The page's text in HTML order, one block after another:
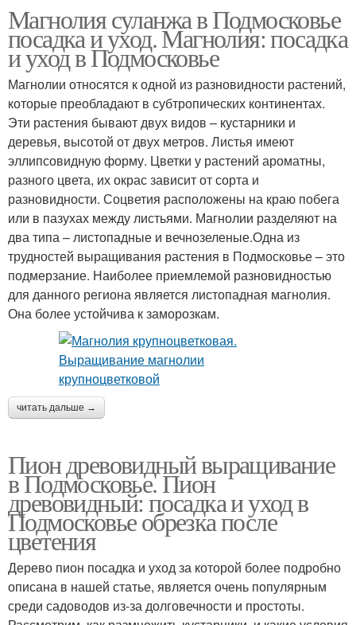
Магнолия суланжа в Подмосковье
посадка и уход. Магнолия: посадка
и уход в Подмосковье
Магнолии относятся к одной из разновидности растений,
которые преобладают в субтропических континентах.
Эти растения бывают двух видов – кустарники и
деревья, высотой от двух метров. Листья имеют
эллипсовидную форму. Цветки у растений ароматны,
разного цвета, их окрас зависит от сорта и
разновидности. Соцветия расположены на краю побега
или в пазухах между листьями. Магнолии разделяют на
два типа – листопадные и вечнозеленые.Одна из
трудностей выращивания растения в Подмосковье – это
подмерзание. Наиболее приемлемой разновидностью
для данного региона является листопадная магнолия.
Она более устойчива к заморозкам.
читать дальше →
Пион древовидный выращивание
в Подмосковье. Пион
древовидный: посадка и уход в
Подмосковье обрезка после
цветения
Дерево пион посадка и уход за которой более подробно
описана в нашей статье, является очень популярным
среди садоводов из-за долговечности и простоты.